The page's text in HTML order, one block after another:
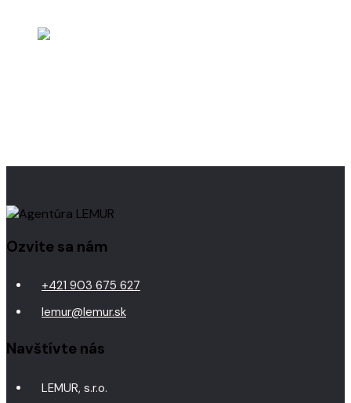
Ozvite sa nám
+421 903 675 627
lemur@lemur.sk
Navštívte nás
LEMUR, s.r.o.